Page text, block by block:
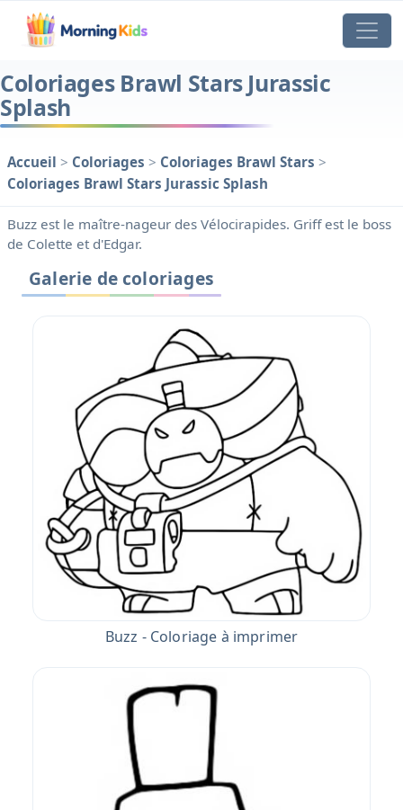
Coloriages Brawl Stars Jurassic
Splash
Accueil > Coloriages > Coloriages Brawl Stars >
Coloriages Brawl Stars Jurassic Splash
Buzz est le maître-nageur des Vélocirapides. Griff est le boss
de Colette et d'Edgar.
Galerie de coloriages
Buzz - Coloriage à imprimer